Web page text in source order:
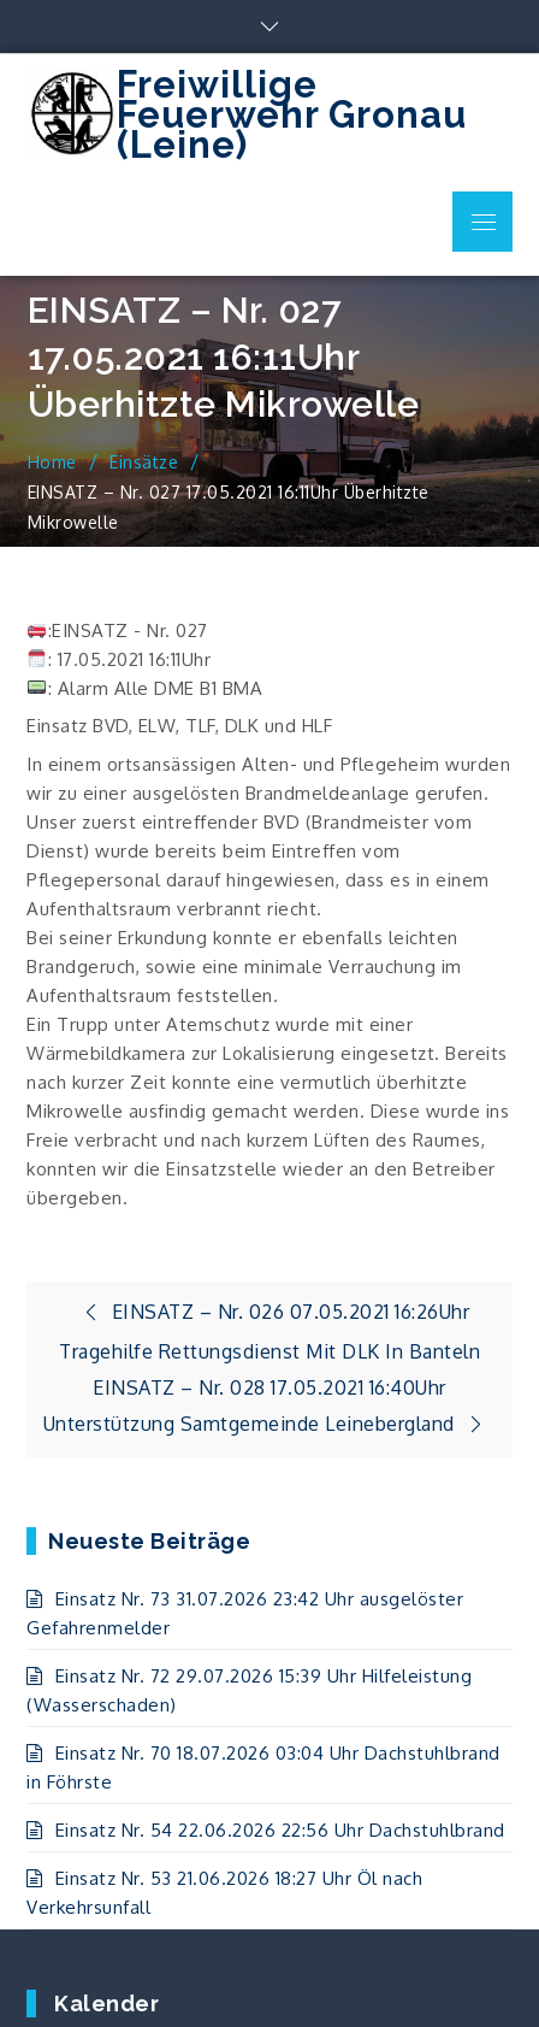
content
Freiwillige
Feuerwehr Gronau
(Leine)
Menu
EINSATZ – Nr. 027
17.05.2021 16:11Uhr
Überhitzte Mikrowelle
Home
Einsätze
EINSATZ – Nr. 027 17.05.2021 16:11Uhr Überhitzte
Mikrowelle
:EINSATZ - Nr. 027
: 17.05.2021 16:11Uhr
: Alarm Alle DME B1 BMA
Einsatz BVD, ELW, TLF, DLK und HLF
In einem ortsansässigen Alten- und Pflegeheim wurden
wir zu einer ausgelösten Brandmeldeanlage gerufen.
Unser zuerst eintreffender BVD (Brandmeister vom
Dienst) wurde bereits beim Eintreffen vom
Pflegepersonal darauf hingewiesen, dass es in einem
Aufenthaltsraum verbrannt riecht.
Bei seiner Erkundung konnte er ebenfalls leichten
Brandgeruch, sowie eine minimale Verrauchung im
Aufenthaltsraum feststellen.
Ein Trupp unter Atemschutz wurde mit einer
Wärmebildkamera zur Lokalisierung eingesetzt. Bereits
nach kurzer Zeit konnte eine vermutlich überhitzte
Mikrowelle ausfindig gemacht werden. Diese wurde ins
Freie verbracht und nach kurzem Lüften des Raumes,
konnten wir die Einsatzstelle wieder an den Betreiber
übergeben.
Beitragsnavigation
EINSATZ – Nr. 026 07.05.2021 16:26Uhr
Tragehilfe Rettungsdienst Mit DLK In Banteln
EINSATZ – Nr. 028 17.05.2021 16:40Uhr
Unterstützung Samtgemeinde Leinebergland
Neueste Beiträge
Einsatz Nr. 73 31.07.2026 23:42 Uhr ausgelöster
Gefahrenmelder
Einsatz Nr. 72 29.07.2026 15:39 Uhr Hilfeleistung
(Wasserschaden)
Einsatz Nr. 70 18.07.2026 03:04 Uhr Dachstuhlbrand
in Föhrste
Einsatz Nr. 54 22.06.2026 22:56 Uhr Dachstuhlbrand
Einsatz Nr. 53 21.06.2026 18:27 Uhr Öl nach
Verkehrsunfall
Kalender